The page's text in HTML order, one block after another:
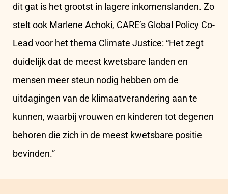
dit gat is het grootst in lagere inkomenslanden. Zo
stelt ook Marlene Achoki, CARE’s Global Policy Co-
Lead voor het thema Climate Justice: “Het zegt
duidelijk dat de meest kwetsbare landen en
mensen meer steun nodig hebben om de
uitdagingen van de klimaatverandering aan te
kunnen, waarbij vrouwen en kinderen tot degenen
behoren die zich in de meest kwetsbare positie
bevinden.”